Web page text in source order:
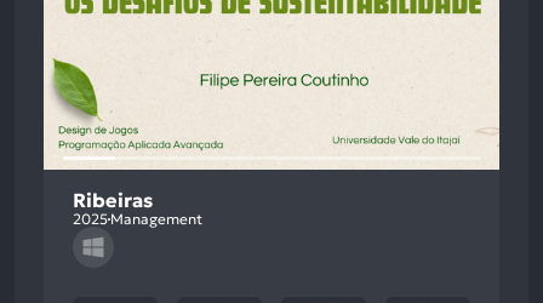
Ribeiras
2025 Management